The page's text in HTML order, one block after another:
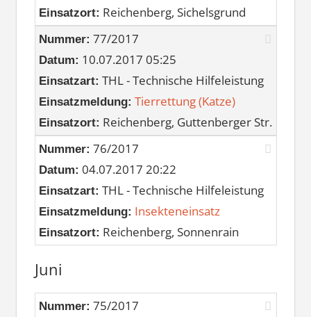
Einsatzort: Reichenberg, Sichelsgrund
Nummer: 77/2017
Datum: 10.07.2017 05:25
Einsatzart: THL - Technische Hilfeleistung
Einsatzmeldung: Tierrettung (Katze)
Einsatzort: Reichenberg, Guttenberger Str.
Nummer: 76/2017
Datum: 04.07.2017 20:22
Einsatzart: THL - Technische Hilfeleistung
Einsatzmeldung: Insekteneinsatz
Einsatzort: Reichenberg, Sonnenrain
Juni
Nummer: 75/2017